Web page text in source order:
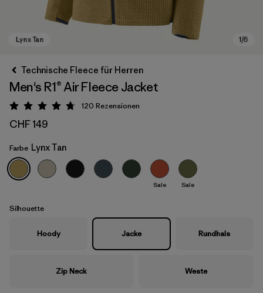
Lynx Tan
Technische Fleece für Herren
Men's R1® Air Fleece Jacket
Bewertung: 4.7 / 5
120 Rezensionen
CHF 149
Farbe Lynx Tan
Sale Sale
Silhouette
Hoody Jacke Rundhals
Zip Neck Weste